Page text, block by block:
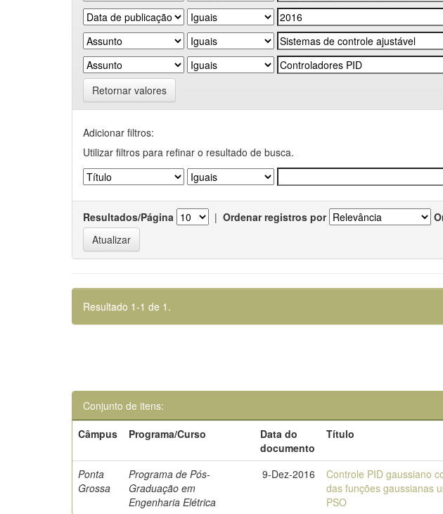
Retornar valores
Adicionar filtros:
Utilizar filtros para refinar o resultado de busca.
Resultados/Página | Ordenar registros por
Resultado 1-1 de 1.
Conjunto de itens:
Câmpus
Programa/Curso
Data do
documento
Título
Ponta
Grossa
Programa de Pós-
Graduação em
Engenharia Elétrica
9-Dez-2016
Controle PID gaussiano
das funções gaussianas
PSO